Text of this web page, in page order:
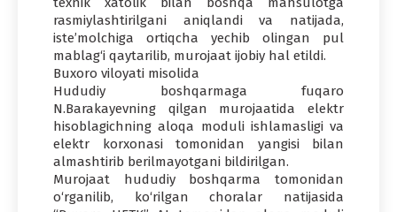
rasmiylashtirilgani aniqlandi va natijada,
iste’molchiga ortiqcha yechib olingan pul
mablag‘i qaytarilib, murojaat ijobiy hal etildi.
Buxoro viloyati misolida
Hududiy boshqarmaga fuqaro
N.Barakayevning qilgan murojaatida elektr
hisoblagichning aloqa moduli ishlamasligi va
elektr korxonasi tomonidan yangisi bilan
almashtirib berilmayotgani bildirilgan.
Murojaat hududiy boshqarma tomonidan
o‘rganilib, ko‘rilgan choralar natijasida